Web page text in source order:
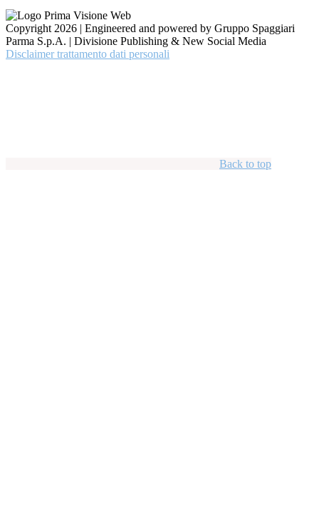
Copyright 2026 | Engineered and powered by Gruppo Spaggiari
Parma S.p.A. | Divisione Publishing & New Social Media
Disclaimer trattamento dati personali
Back to top